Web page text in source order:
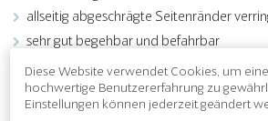
allseitig abgeschrägte Seitenränder
sehr gut begehbar und befahrbar
gelochte Oberfläche ermöglicht das
trittsicher und rutschhemmend R10 (DIN
gute Drainage und Lüftung / V10 (DIN 51130
Diese Website verwendet Cookies, um
hochwertige Benutzererfahrung zu
Einstellungen können jederzeit geändert